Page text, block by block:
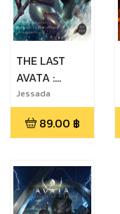
THE LAST
AVATA :
MYSTERY OF
GANGES
Jessada
Sutthi,Yutapoom
Tungsirisumrit,P
asit
89.00 ฿